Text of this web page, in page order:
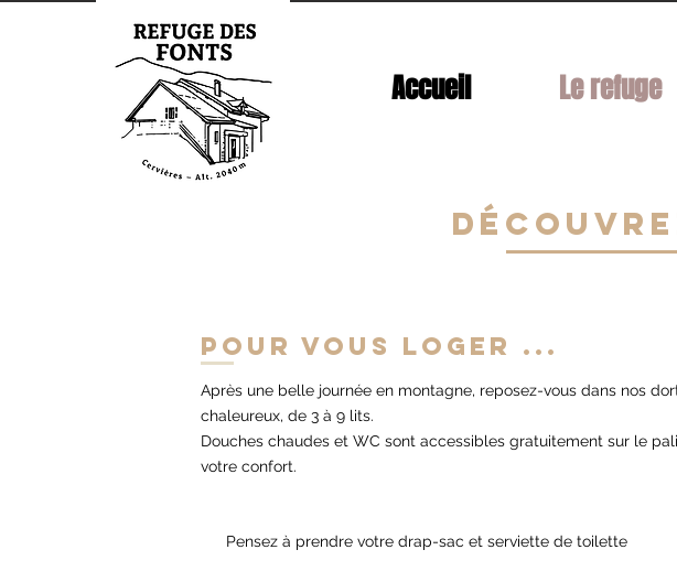
Accueil Le refuge
Pour vous loger ...
Après une belle journée en montagne, reposez-vous dans nos
chaleureux, de 3 à 9 lits.
Douches chaudes et WC sont accessibles gratuitement sur le
votre confort.
Pensez à prendre votre drap-sac et serviette de toilette